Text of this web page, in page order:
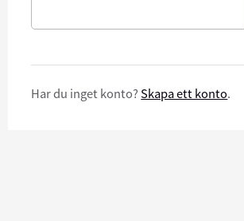
Har du inget konto? Skapa ett konto.